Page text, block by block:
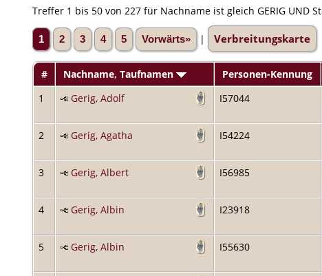
Treffer 1 bis 50 von 227 für Nachname ist gleich GERIG UND
1 2 3 4 5 Vorwärts» | Verbreitungskarte
# Nachname, Taufnamen Personen-Kennung
1
Gerig, Adolf I57044
2
Gerig, Agatha I54224
3
Gerig, Albert I56985
4
Gerig, Albin I23918
5
Gerig, Albin I55630